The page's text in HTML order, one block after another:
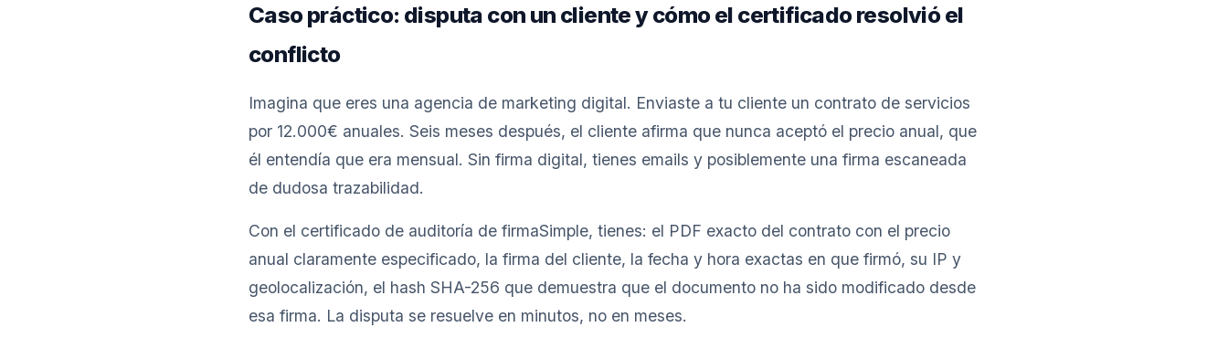
Caso práctico: disputa con un cliente y cómo el certificado resolvió el
conflicto
Imagina que eres una agencia de marketing digital. Enviaste a tu cliente un contrato de servicios
por 12.000€ anuales. Seis meses después, el cliente afirma que nunca aceptó el precio anual, que
él entendía que era mensual. Sin firma digital, tienes emails y posiblemente una firma escaneada
de dudosa trazabilidad.
Con el certificado de auditoría de firmaSimple, tienes: el PDF exacto del contrato con el precio
anual claramente especificado, la firma del cliente, la fecha y hora exactas en que firmó, su IP y
geolocalización, el hash SHA-256 que demuestra que el documento no ha sido modificado desde
esa firma. La disputa se resuelve en minutos, no en meses.